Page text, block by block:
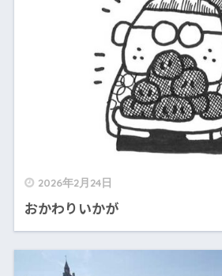
2026年2月24日
おかわりいかが